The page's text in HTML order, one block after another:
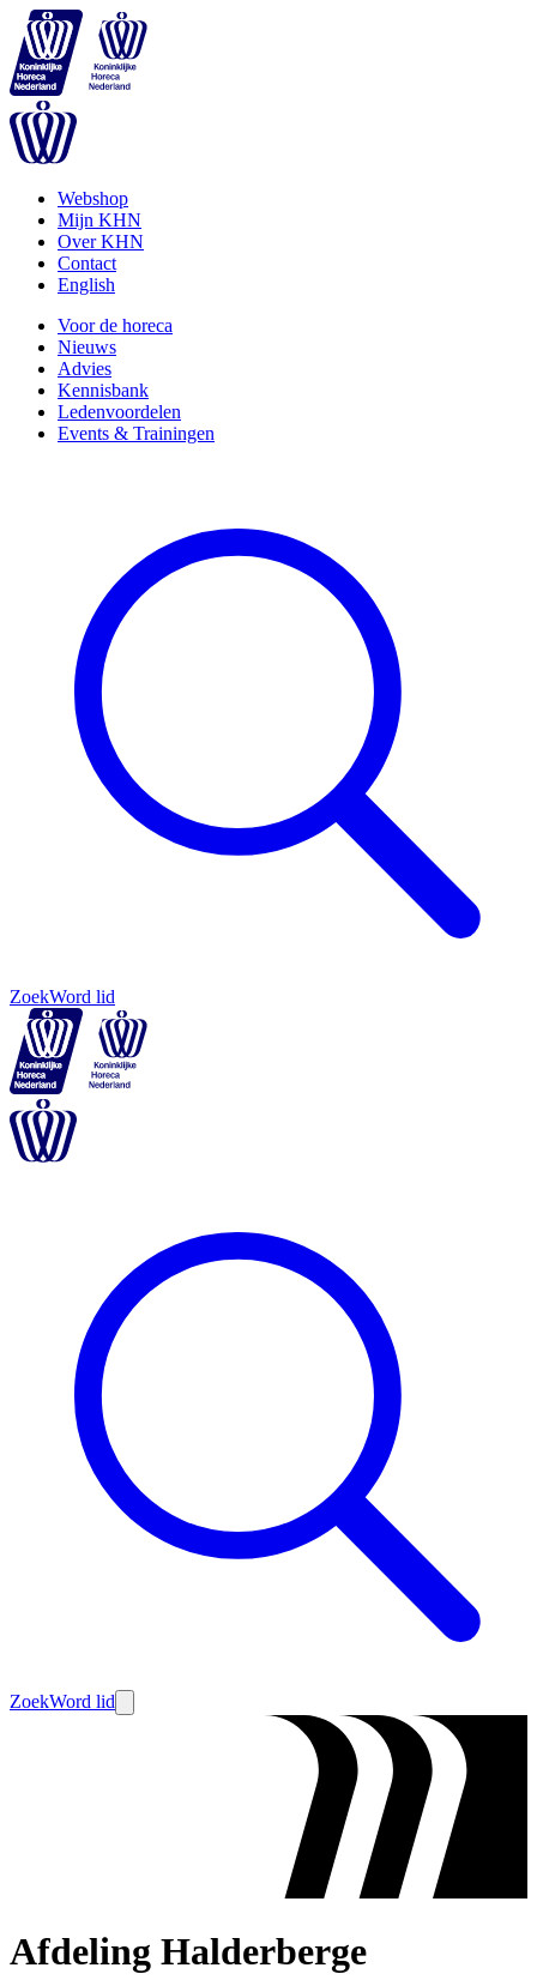
Webshop
Mijn KHN
Over KHN
Contact
English
Voor de horeca
Nieuws
Advies
Kennisbank
Ledenvoordelen
Events & Trainingen
ZoekWord lid
ZoekWord lid
Afdeling Halderberge